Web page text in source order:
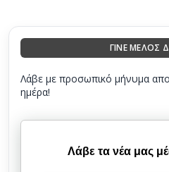
ΓΙΝΕ ΜΕΛΟΣ
Λάβε με προσωπικό μήνυμα
ημέρα!
Λάβε τα νέα μας